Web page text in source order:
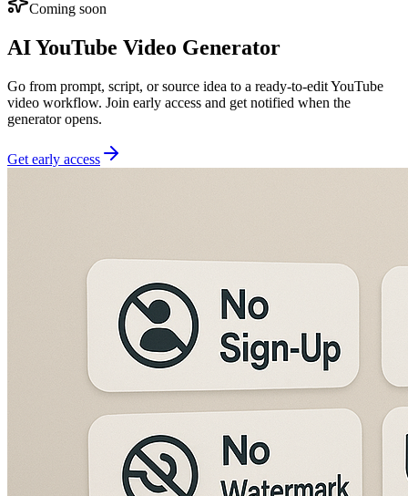
Coming soon
AI YouTube Video Generator
Go from prompt, script, or source idea to a ready-to-edit YouTube
video workflow. Join early access and get notified when the
generator opens.
Get early access